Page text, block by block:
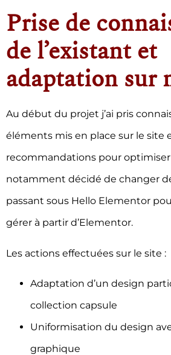
Prise de
de l’existant et
adaptation sur
Au début du projet j’ai pris
éléments mis en place sur le site
recommandations pour optimiser
notamment décidé de changer
passant sous Hello Elementor
gérer à partir d’Elementor.
Les actions effectuées sur le site :
Adaptation d’un design
collection capsule
Uniformisation du design
graphique